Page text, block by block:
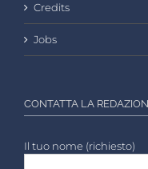
Credits
Jobs
CONTATTA LA
Il tuo nome (richiesto)